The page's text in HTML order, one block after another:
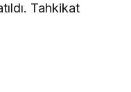
Tahkikat